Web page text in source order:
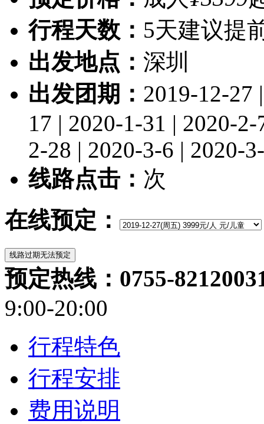
行程天数： 5天建议提
出发地点： 深圳
出发团期： 2019-12-27
17 | 2020-1-31 | 2020-
2-28 | 2020-3-6 | 2020-
线路点击： 次
在线预定：
预定热线：0755-
9:00-20:00
行程特色
行程安排
费用说明